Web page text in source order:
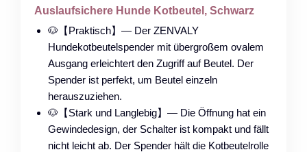
Auslaufsichere Hunde Kotbeutel, Schwarz
🐶【Praktisch】— Der ZENVALY
Hundekotbeutelspender mit übergroßem ovalem
Ausgang erleichtert den Zugriff auf Beutel. Der
Spender ist perfekt, um Beutel einzeln
herauszuziehen.
🐶【Stark und Langlebig】— Die Öffnung hat ein
Gewindedesign, der Schalter ist kompakt und fällt
nicht leicht ab. Der Spender hält die Kotbeutelrolle